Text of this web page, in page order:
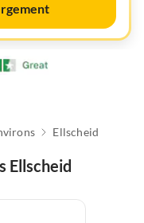
Ellscheid
Ellscheid